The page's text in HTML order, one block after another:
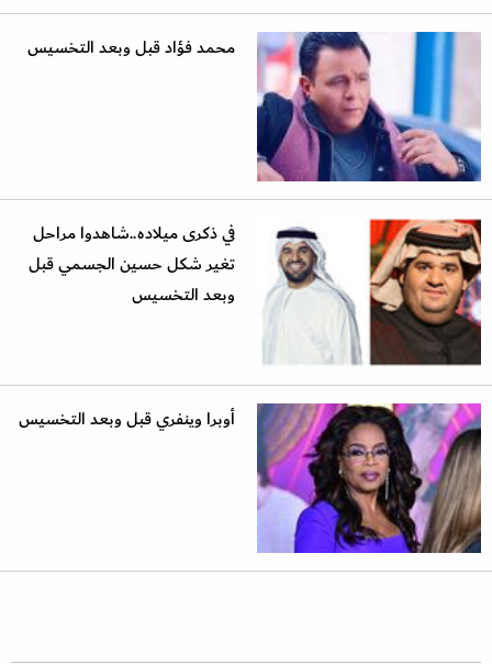
محمد فؤاد قبل وبعد التخسيس
في ذكرى ميلاده..شاهدوا مراحل
تغير شكل حسين الجسمي قبل
وبعد التخسيس
أوبرا وينفري قبل وبعد التخسيس